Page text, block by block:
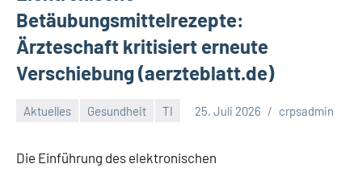
Betäubungsmittelrezepte:
Ärzteschaft kritisiert erneute
Verschiebung (aerzteblatt.de)
Aktuelles Gesundheit TI 25. Juli 2026 crpsadmin
Die Einführung des elektronischen